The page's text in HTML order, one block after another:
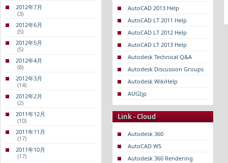
2012年7月
(3)
2012年6月
(5)
2012年5月
(5)
2012年4月
(8)
2012年3月
(14)
2012年2月
(2)
2011年12月
(10)
2011年11月
(17)
2011年10月
(17)
AutoCAD 2013 Help
AutoCAD LT 2011 Help
AutoCAD LT 2012 Help
AutoCAD LT 2013 Help
Autodesk Technical Q&A
Autodesk Discussion Groups
Autodesk WikiHelp
AUGIjp
Link - Cloud
Autodesk 360
AutoCAD WS
Autodesk 360 Rendering